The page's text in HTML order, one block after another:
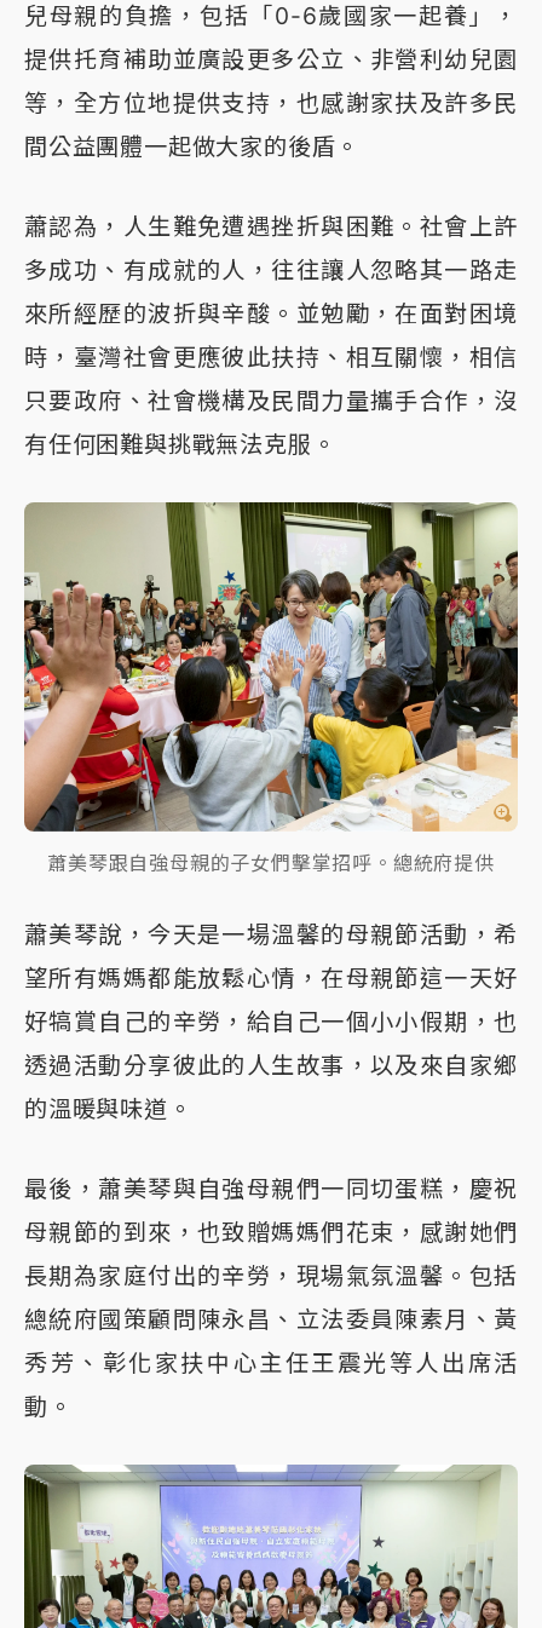
兒母親的負擔，包括「0-6歲國家一起養」，
提供托育補助並廣設更多公立、非營利幼兒園
等，全方位地提供支持，也感謝家扶及許多民
間公益團體一起做大家的後盾。
蕭認為，人生難免遭遇挫折與困難。社會上許
多成功、有成就的人，往往讓人忽略其一路走
來所經歷的波折與辛酸。並勉勵，在面對困境
時，臺灣社會更應彼此扶持、相互關懷，相信
只要政府、社會機構及民間力量攜手合作，沒
有任何困難與挑戰無法克服。
蕭美琴跟自強母親的子女們擊掌招呼。總統府提供
蕭美琴說，今天是一場溫馨的母親節活動，希
望所有媽媽都能放鬆心情，在母親節這一天好
好犒賞自己的辛勞，給自己一個小小假期，也
透過活動分享彼此的人生故事，以及來自家鄉
的溫暖與味道。
最後，蕭美琴與自強母親們一同切蛋糕，慶祝
母親節的到來，也致贈媽媽們花束，感謝她們
長期為家庭付出的辛勞，現場氣氛溫馨。包括
總統府國策顧問陳永昌、立法委員陳素月、黃
秀芳、彰化家扶中心主任王震光等人出席活
動。